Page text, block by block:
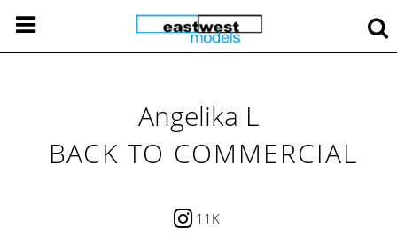
Angelika L
BACK TO COMMERCIAL
11K